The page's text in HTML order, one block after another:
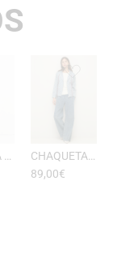
89,00€